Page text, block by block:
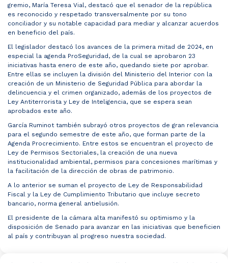
gremio, María Teresa Vial, destacó que el senador de la república
es reconocido y respetado transversalmente por su tono
conciliador y su notable capacidad para mediar y alcanzar acuerdos
en beneficio del país.
El legislador destacó los avances de la primera mitad de 2024, en
especial la agenda ProSeguridad, de la cual se aprobaron 23
iniciativas hasta enero de este año, quedando siete por aprobar.
Entre ellas se incluyen la división del Ministerio del Interior con la
creación de un Ministerio de Seguridad Pública para abordar la
delincuencia y el crimen organizado, además de los proyectos de
Ley Antiterrorista y Ley de Inteligencia, que se espera sean
aprobados este año.
García Ruminot también subrayó otros proyectos de gran relevancia
para el segundo semestre de este año, que forman parte de la
Agenda Procrecimiento. Entre estos se encuentran el proyecto de
Ley de Permisos Sectoriales, la creación de una nueva
institucionalidad ambiental, permisos para concesiones marítimas y
la facilitación de la dirección de obras de patrimonio.
A lo anterior se suman el proyecto de Ley de Responsabilidad
Fiscal y la Ley de Cumplimiento Tributario que incluye secreto
bancario, norma general antielusión.
El presidente de la cámara alta manifestó su optimismo y la
disposición de Senado para avanzar en las iniciativas que beneficien
al país y contribuyan al progreso nuestra sociedad.